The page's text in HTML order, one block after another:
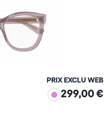
PRIX EXCLU WEB
299,00 €